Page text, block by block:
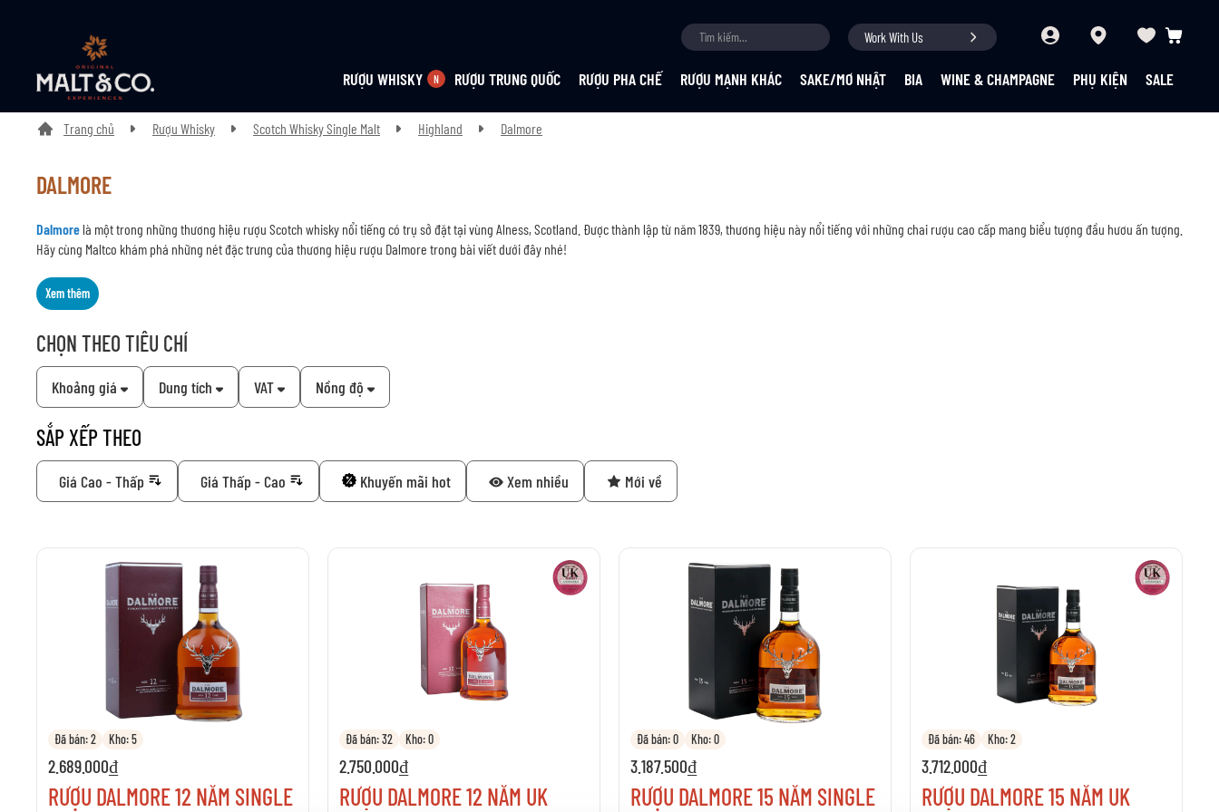
Work With Us
RƯỢU WHISKY RƯỢU TRUNG QUỐC RƯỢU PHA CHẾ RƯỢU MẠNH KHÁC SAKE/MƠ NHẬT BIA WINE & CHAMPAGNE PHỤ KIỆN SALE
Trang chủ Rượu Whisky Scotch Whisky Single Malt Highland Dalmore
DALMORE
Dalmorelà một trong những thương hiệu rượu Scotch whisky nổi tiếng có trụ sở đặt tại vùng Alness, Scotland. Được thành lập từ năm 1839, thương hiệu này nổi tiếng với những chai rượu cao cấp mang biểu tượng đầu hươu ấn tượng.
Hãy cùng Maltco khám phá những nét đặc trưng của thương hiệu rượu Dalmore trong bài viết dưới đây nhé!
Xem thêm
CHỌN THEO TIÊU CHÍ
Khoảng giá Dung tích VAT Nồng độ
SẮP XẾP THEO
Giá Cao - Thấp Giá Thấp - Cao Khuyến mãi hot Xem nhiều Mới về
Đã bán: 2 Kho: 5
2.689.000₫
RƯỢU DALMORE 12 NĂM SINGLE
Đã bán: 32 Kho: 0
2.750.000₫
RƯỢU DALMORE 12 NĂM UK
Đã bán: 0 Kho: 0
3.187.500₫
RƯỢU DALMORE 15 NĂM SINGLE
Đã bán: 46 Kho: 2
3.712.000₫
RƯỢU DALMORE 15 NĂM UK